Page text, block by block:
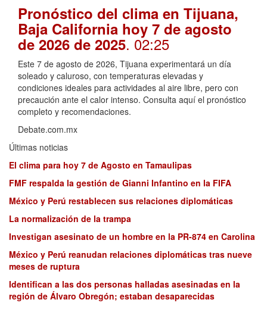
Pronóstico del clima en Tijuana,
Baja California hoy 7 de agosto
de 2026 de 2025. 02:25
Este 7 de agosto de 2026, Tijuana experimentará un día
soleado y caluroso, con temperaturas elevadas y
condiciones ideales para actividades al aire libre, pero con
precaución ante el calor intenso. Consulta aquí el pronóstico
completo y recomendaciones.
Debate.com.mx
Últimas noticias
El clima para hoy 7 de Agosto en Tamaulipas
FMF respalda la gestión de Gianni Infantino en la FIFA
México y Perú restablecen sus relaciones diplomáticas
La normalización de la trampa
Investigan asesinato de un hombre en la PR-874 en Carolina
México y Perú reanudan relaciones diplomáticas tras nueve
meses de ruptura
Identifican a las dos personas halladas asesinadas en la
región de Álvaro Obregón; estaban desaparecidas